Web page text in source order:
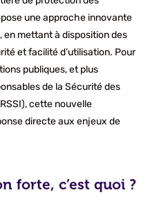
une approche innovante
en mettant à disposition des
et facilité d’utilisation. Pour
publiques, et plus
de la Sécurité des
cette nouvelle
directe aux enjeux de
forte, c’est quoi ?